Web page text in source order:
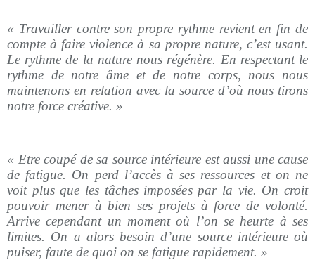
« Travailler contre son propre rythme revient en fin de
compte à faire violence à sa propre nature, c’est usant.
Le rythme de la nature nous régénère. En respectant le
rythme de notre âme et de notre corps, nous nous
maintenons en relation avec la source d’où nous tirons
notre force créative. »
« Etre coupé de sa source intérieure est aussi une cause
de fatigue. On perd l’accès à ses ressources et on ne
voit plus que les tâches imposées par la vie. On croit
pouvoir mener à bien ses projets à force de volonté.
Arrive cependant un moment où l’on se heurte à ses
limites. On a alors besoin d’une source intérieure où
puiser, faute de quoi on se fatigue rapidement. »